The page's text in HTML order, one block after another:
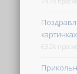
картинках
63.2k